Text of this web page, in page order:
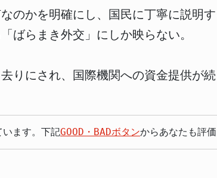
のかを明確にし、国民に丁寧に説明
ばらまき外交」にしか映らない。
りにされ、国際機関への資金提供が
います。下記GOOD・BADボタンからあなたも評価